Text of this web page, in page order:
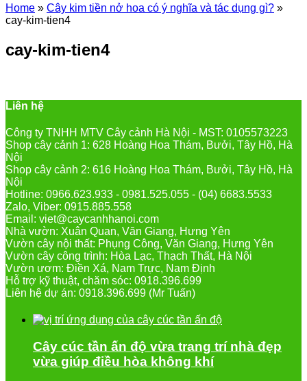
Home » Cây kim tiền nở hoa có ý nghĩa và tác dụng gì? »
cay-kim-tien4
cay-kim-tien4
Liên hệ
Công ty TNHH MTV Cây cảnh Hà Nội - MST: 0105573223
Shop cây cảnh 1: 628 Hoàng Hoa Thám, Bưởi, Tây Hồ, Hà
Nội
Shop cây cảnh 2: 616 Hoàng Hoa Thám, Bưởi, Tây Hồ, Hà
Nội
Hotline: 0966.623.933 - 0981.525.055 - (04) 6683.5533
Zalo, Viber: 0915.885.558
Email: viet@caycanhhanoi.com
Nhà vườn: Xuân Quan, Văn Giang, Hưng Yên
Vườn cây nội thất: Phụng Công, Văn Giang, Hưng Yên
Vườn cây công trình: Hòa Lạc, Thạch Thất, Hà Nội
Vườn ươm: Điền Xá, Nam Trực, Nam Định
Hỗ trợ kỹ thuật, chăm sóc: 0918.396.699
Liên hệ dự án: 0918.396.699 (Mr Tuấn)
Cây cúc tần ấn độ vừa trang trí nhà đẹp
vừa giúp điều hòa không khí